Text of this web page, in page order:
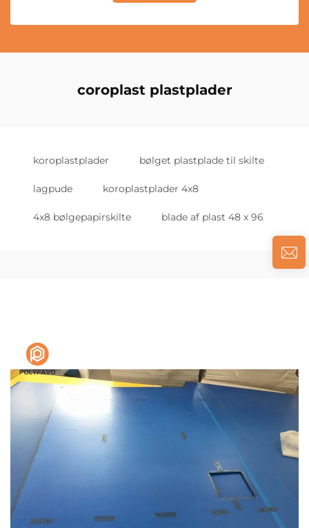
coroplast plastplader
koroplastplader bølget plastplade til skilte
lagpude koroplastplader 4x8
4x8 bølgepapirskilte blade af plast 48 x 96